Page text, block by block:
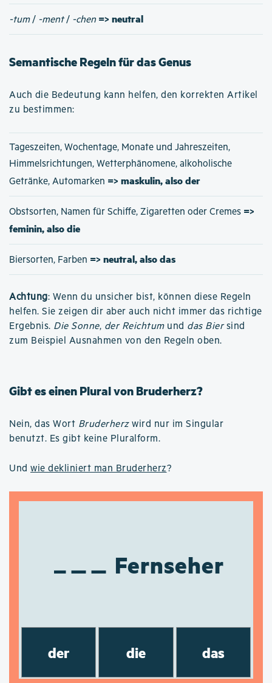
-tum/ -ment/ -chen => neutral
Semantische Regeln für das Genus
Auch die Bedeutung kann helfen, den korrekten Artikel
zu bestimmen:
Tageszeiten, Wochentage, Monate und Jahreszeiten,
Himmelsrichtungen, Wetterphänomene, alkoholische
Getränke, Automarken => maskulin, also der
Obstsorten, Namen für Schiffe, Zigaretten oder Cremes =>
feminin, also die
Biersorten, Farben => neutral, also das
Achtung: Wenn du unsicher bist, können diese Regeln
helfen. Sie zeigen dir aber auch nicht immer das richtige
Ergebnis. Die Sonne, der Reichtumund das Biersind
zum Beispiel Ausnahmen von den Regeln oben.
Gibt es einen Plural von Bruderherz?
Nein, das Wort Bruderherzwird nur im Singular
benutzt. Es gibt keine Pluralform.
Und wie dekliniert man Bruderherz?
Fernseher
der die das